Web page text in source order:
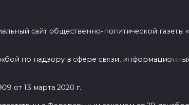
сайт общественно-политической газеты
по надзору в сфере связи,
от 13 марта 2020 г.